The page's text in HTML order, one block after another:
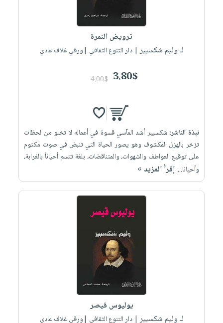
ترويض النمرة
لـ وليم شكسبير| دار التنوع الثقافي |ورقي غلاف عادي
3.80$
4.00$
نبذة الناشر:شكسبير أشد المآسي قسوة في أعماله لا تخلو من لحظات
تزخر بالهزل المكشوف وهو يصور الحياة التي تنبض في صوت مكتوم
على توقيع العواطف والشهوات، والمتناقضات، بلغة تتسم أحياناً بالغرابة،
وأحيانا... إقرأ المزيد »
يوليوس قيصر
لـ وليم شكسبير| دار التنوع الثقافي |ورقي غلاف عادي